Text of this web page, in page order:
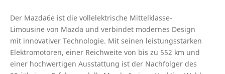
Der Mazda6e ist die vollelektrische Mittelklasse-
Limousine von Mazda und verbindet modernes Design
mit innovativer Technologie. Mit seinen leistungsstarken
Elektromotoren, einer Reichweite von bis zu 552 km und
einer hochwertigen Ausstattung ist der Nachfolger des